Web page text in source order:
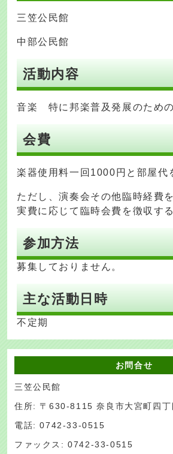
三笠公民館
中部公民館
活動内容
音楽 特に邦楽普及発展のため
会費
楽器使用料一回1000円と部屋代
ただし、演奏会その他臨時経費
実費に応じて臨時会費を徴収する
参加方法
募集しておりません。
主な活動日時
不定期
お問合せ
三笠公民館
住所: 〒630-8115 奈良市大宮町四丁
電話: 0742-33-0515
ファックス: 0742-33-0515